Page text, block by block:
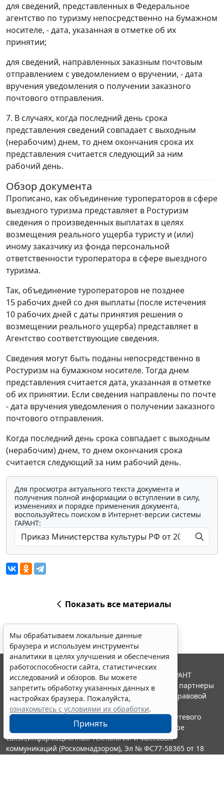
для сведений, представленных в Федеральное
агентство по туризму непосредственно на бумажном
носителе, - дата, указанная в отметке об их
принятии;
для сведений, направленных заказным почтовым
отправлением с уведомлением о вручении, - дата
вручения уведомления о получении заказного
почтового отправления.
7. В случаях, когда последний день срока
представления сведений совпадает с выходным
(нерабочим) днем, то днем окончания срока их
представления считается следующий за ним
рабочий день.
Обзор документа
Прописано, как объединение туроператоров в сфере
выездного туризма представляет в Ростуризм
сведения о произведенных выплатах в целях
возмещения реального ущерба туристу и (или)
иному заказчику из фонда персональной
ответственности туроператора в сфере выездного
туризма.
Так, объединение туроператоров не позднее
15 рабочих дней со дня выплаты (после истечения
10 рабочих дней с даты принятия решения о
возмещении реального ущерба) представляет в
Агентство соответствующие сведения.
Сведения могут быть поданы непосредственно в
Ростуризм на бумажном носителе. Тогда днем
представления считается дата, указанная в отметке
об их принятии. Если сведения направлены по почте
- дата вручения уведомления о получении заказного
почтового отправления.
Когда последний день срока совпадает с выходным
(нерабочим) днем, то днем окончания срока
считается следующий за ним рабочий день.
Для просмотра актуального текста документа и
получения полной информации о вступлении в силу,
изменениях и порядке применения документа,
воспользуйтесь поиском в Интернет-версии системы
ГАРАНТ:
Показать все материалы
Мы обрабатываем локальные данные
браузера и используем инструменты
аналитики в целях улучшения и обеспечения
работоспособности сайта, статистических
исследований и обзоров. Вы можете
запретить обработку указанных данных в
настройках браузера. Пожалуйста,
ознакомьтесь с условиями их обработки.
Принять
© ООО "НПП "ГАРАНТ-СЕРВИС", 2026. Система ГАРАНТ
выпускается с 1990 года. Компания "Гарант" и ее партнеры
являются участниками Российской ассоциации правовой
информации ГАРАНТ.
Портал ГАРАНТ.РУ зарегистрирован в качестве сетевого
издания Федеральной службой по надзору в сфере
связи,информационных технологий и массовых
коммуникаций (Роскомнадзором), Эл № ФС77-58365 от 18